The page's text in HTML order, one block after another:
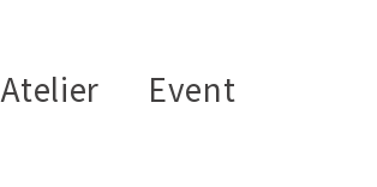
Atelier Event